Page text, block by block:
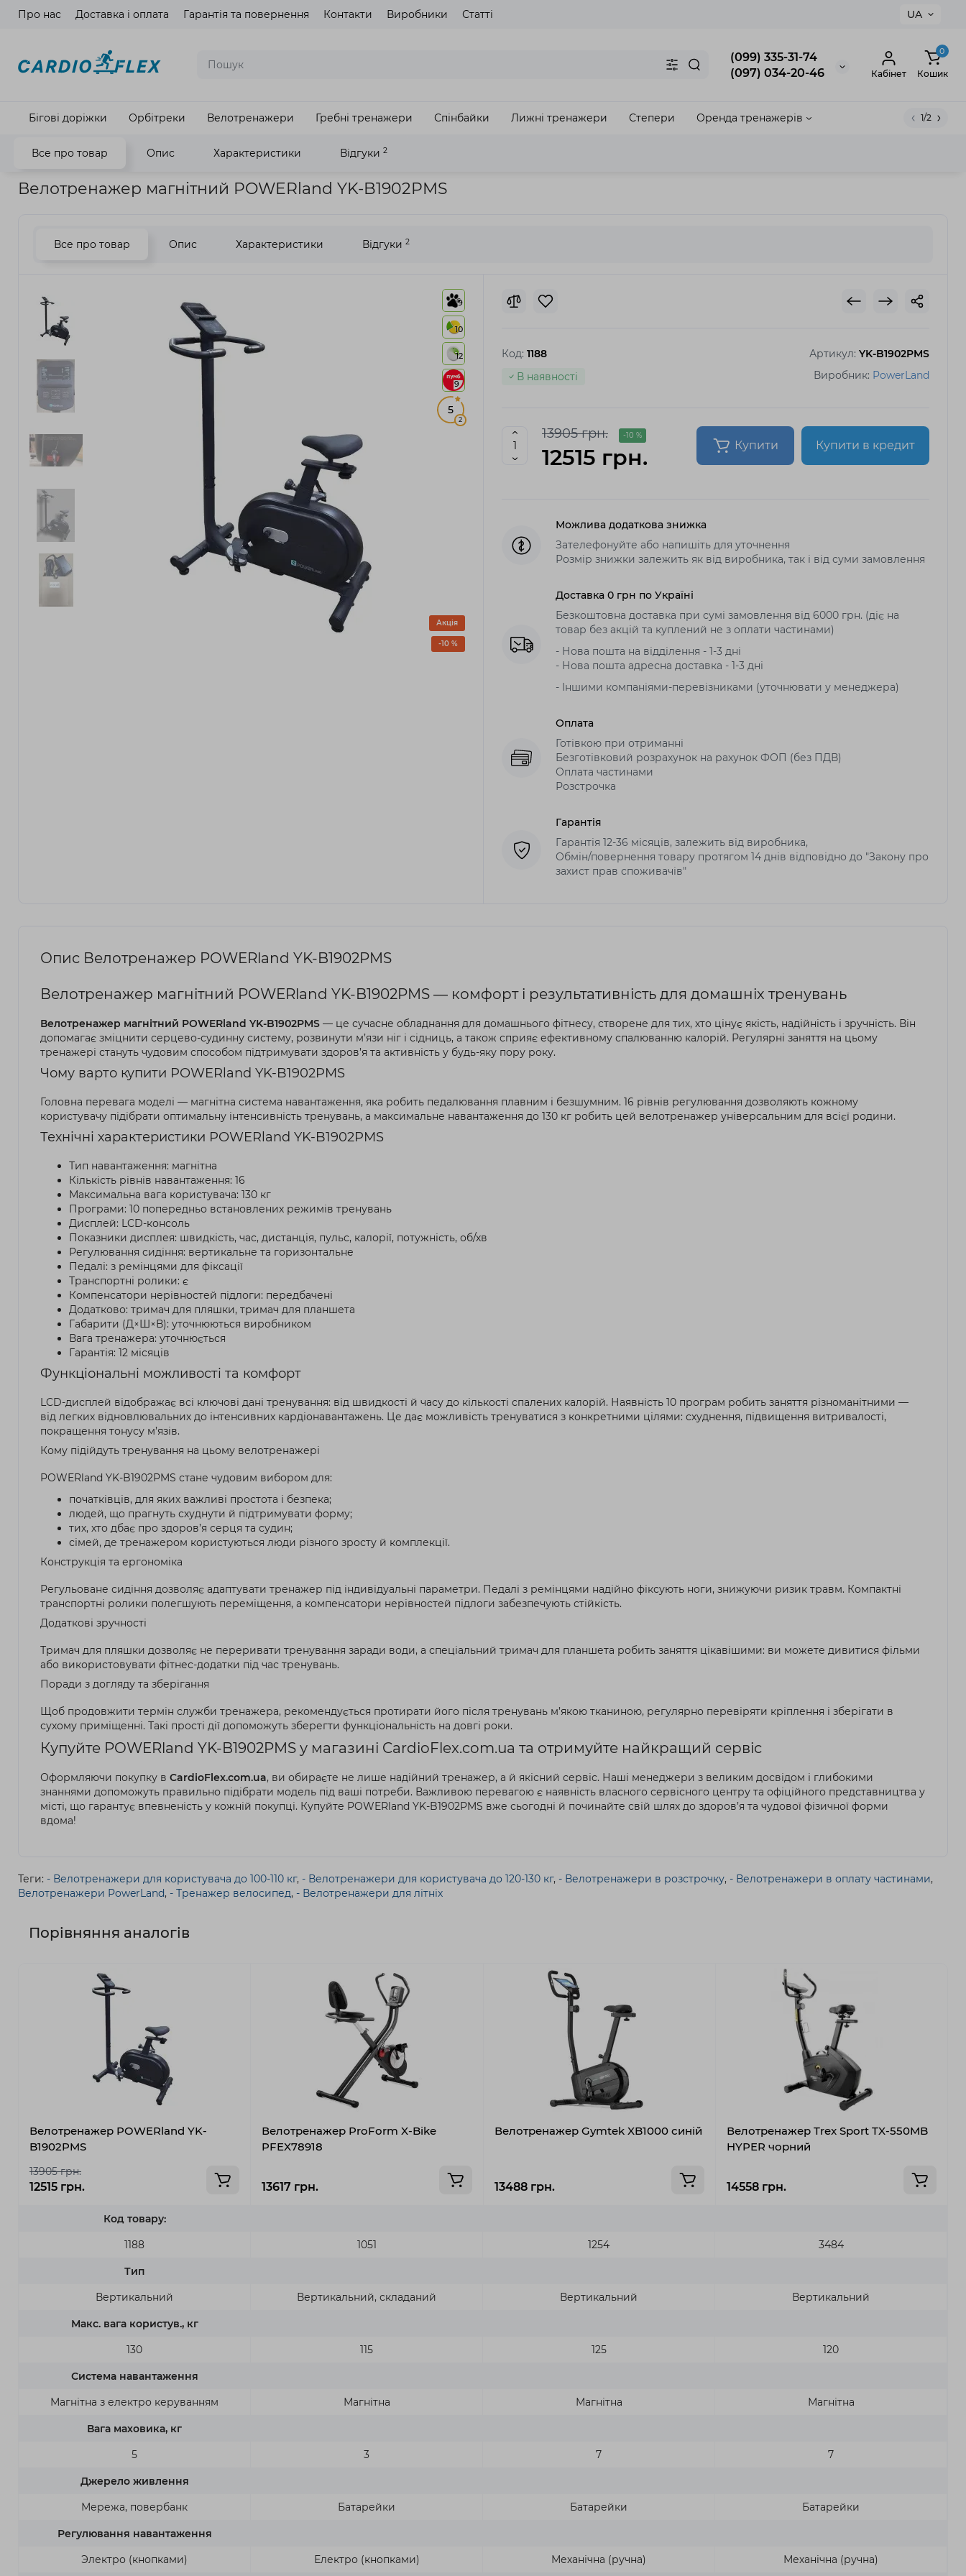
Про нас Доставка і оплата Гарантія та повернення Контакти Виробники Статті UA
(099) 335-31-74
(097) 034-20-46
Кабінет
0
Кошик
Бігові доріжки Орбітреки Велотренажери Гребні тренажери Спінбайки Лижні тренажери Степери Оренда тренажерів 1/2
Все про товар Опис Характеристики Відгуки 2
Головна Кардіотренажери Велотренажери Велотренажер POWERland YK-B1902PMS
Велотренажер магнітний POWERland YK-B1902PMS
Закрити
Все про товар Опис Характеристики Відгуки 2
-10 %
Акція
9
10
12
9
5
2
Код: 1188 Артикул: YK-B1902PMS
Виробник: PowerLand
В наявності
13905 грн. -10 %
12515 грн. Купити Купити в кредит
Можлива додаткова знижка
Зателефонуйте або напишіть для уточнення
Розмір знижки залежить як від виробника, так і від суми замовлення
Доставка 0 грн по Україні
Безкоштовна доставка при сумі замовлення від 6000 грн. (діє на
товар без акцій та куплений не з оплати частинами)
- Нова пошта на відділення - 1-3 дні
- Нова пошта адресна доставка - 1-3 дні
- Іншими компаніями-перевізниками (уточнювати у менеджера)
Оплата
Готівкою при отриманні
Безготівковий розрахунок на рахунок ФОП (без ПДВ)
Оплата частинами
Розстрочка
Гарантія
Гарантія 12-36 місяців, залежить від виробника,
Обмін/повернення товару протягом 14 днів відповідно до "Закону про
захист прав споживачів"
Опис Велотренажер POWERland YK-B1902PMS
Велотренажер магнітний POWERland YK-B1902PMS — комфорт і результативність для домашніх тренувань
Велотренажер магнітний POWERland YK-B1902PMS — це сучасне обладнання для домашнього фітнесу, створене для тих, хто цінує якість, надійність і зручність. Він
допомагає зміцнити серцево-судинну систему, розвинути м’язи ніг і сідниць, а також сприяє ефективному спалюванню калорій. Регулярні заняття на цьому
тренажері стануть чудовим способом підтримувати здоров’я та активність у будь-яку пору року.
Чому варто купити POWERland YK-B1902PMS
Головна перевага моделі — магнітна система навантаження, яка робить педалювання плавним і безшумним. 16 рівнів регулювання дозволяють кожному
користувачу підібрати оптимальну інтенсивність тренувань, а максимальне навантаження до 130 кг робить цей велотренажер універсальним для всієї родини.
Технічні характеристики POWERland YK-B1902PMS
Тип навантаження: магнітна
Кількість рівнів навантаження: 16
Максимальна вага користувача: 130 кг
Програми: 10 попередньо встановлених режимів тренувань
Дисплей: LCD-консоль
Показники дисплея: швидкість, час, дистанція, пульс, калорії, потужність, об/хв
Регулювання сидіння: вертикальне та горизонтальне
Педалі: з ремінцями для фіксації
Транспортні ролики: є
Компенсатори нерівностей підлоги: передбачені
Додатково: тримач для пляшки, тримач для планшета
Габарити (Д×Ш×В): уточнюються виробником
Вага тренажера: уточнюється
Гарантія: 12 місяців
Функціональні можливості та комфорт
LCD-дисплей відображає всі ключові дані тренування: від швидкості й часу до кількості спалених калорій. Наявність 10 програм робить заняття різноманітними —
від легких відновлювальних до інтенсивних кардіонавантажень. Це дає можливість тренуватися з конкретними цілями: схуднення, підвищення витривалості,
покращення тонусу м’язів.
Кому підійдуть тренування на цьому велотренажері
POWERland YK-B1902PMS стане чудовим вибором для:
початківців, для яких важливі простота і безпека;
людей, що прагнуть схуднути й підтримувати форму;
тих, хто дбає про здоров’я серця та судин;
сімей, де тренажером користуються люди різного зросту й комплекції.
Конструкція та ергономіка
Регульоване сидіння дозволяє адаптувати тренажер під індивідуальні параметри. Педалі з ремінцями надійно фіксують ноги, знижуючи ризик травм. Компактні
транспортні ролики полегшують переміщення, а компенсатори нерівностей підлоги забезпечують стійкість.
Додаткові зручності
Тримач для пляшки дозволяє не переривати тренування заради води, а спеціальний тримач для планшета робить заняття цікавішими: ви можете дивитися фільми
або використовувати фітнес-додатки під час тренувань.
Поради з догляду та зберігання
Щоб продовжити термін служби тренажера, рекомендується протирати його після тренувань м’якою тканиною, регулярно перевіряти кріплення і зберігати в
сухому приміщенні. Такі прості дії допоможуть зберегти функціональність на довгі роки.
Купуйте POWERland YK-B1902PMS у магазині CardioFlex.com.ua та отримуйте найкращий сервіс
Оформляючи покупку в CardioFlex.com.ua, ви обираєте не лише надійний тренажер, а й якісний сервіс. Наші менеджери з великим досвідом і глибокими
знаннями допоможуть правильно підібрати модель під ваші потреби. Важливою перевагою є наявність власного сервісного центру та офіційного представництва у
місті, що гарантує впевненість у кожній покупці. Купуйте POWERland YK-B1902PMS вже сьогодні й починайте свій шлях до здоров’я та чудової фізичної форми
вдома!
Теги: - Велотренажери для користувача до 100-110 кг, - Велотренажери для користувача до 120-130 кг, - Велотренажери в розстрочку, - Велотренажери в оплату частинами,
Велотренажери PowerLand, - Тренажер велосипед, - Велотренажери для літніх
Порівняння аналогів
Велотренажер POWERland YK-
B1902PMS
13905 грн.
12515 грн.
Код товару:
1188
Тип
Вертикальний
Макс. вага користув., кг
130
Система навантаження
Магнітна з електро керуванням
Вага маховика, кг
5
Джерело живлення
Мережа, повербанк
Регулювання навантаження
Электро (кнопками)
Велотренажер ProForm X-Bike
PFEX78918
13617 грн.
1051
Вертикальний, складаний
115
Магнітна
3
Батарейки
Електро (кнопками)
Велотренажер Gymtek XB1000 синій
13488 грн.
1254
Вертикальний
125
Магнітна
7
Батарейки
Механічна (ручна)
Велотренажер Trex Sport TX-550MB
HYPER чорний
14558 грн.
3484
Вертикальний
120
Магнітна
7
Батарейки
Механічна (ручна)